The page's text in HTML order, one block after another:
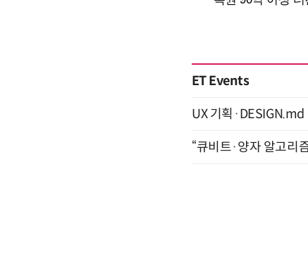
ET Events
UX 기획
“큐비트·양자 알고리